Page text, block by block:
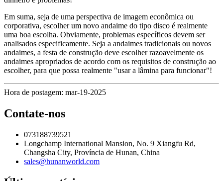
Em suma, seja de uma perspectiva de imagem econômica ou
corporativa, escolher um novo andaime do tipo disco é realmente
uma boa escolha. Obviamente, problemas específicos devem ser
analisados ​​especificamente. Seja a andaimes tradicionais ou novos
andaimes, a festa de construção deve escolher razoavelmente os
andaimes apropriados de acordo com os requisitos de construção ao
escolher, para que possa realmente "usar a lâmina para funcionar"!
Hora de postagem: mar-19-2025
Contate-nos
073188739521
Longchamp International Mansion, No. 9 Xiangfu Rd,
Changsha City, Província de Hunan, China
sales@hunanworld.com